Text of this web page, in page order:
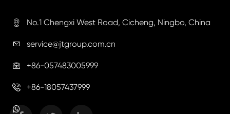
 No.1 Chengxi West Road, Cicheng, Ningbo, China
 service@jtgroup.com.cn
 +86-057483005999
 +86-18057437999